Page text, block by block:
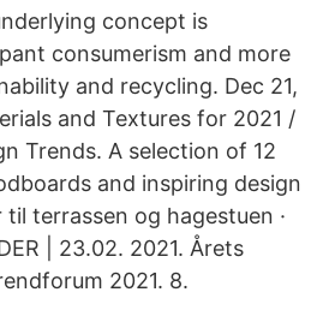
concept is
consumerism and more
and recycling. Dec 21,
and Textures for 2021 /
Trends. A selection of 12
and inspiring design
terrassen og hagestuen ·
| 23.02. 2021. Årets
2021. 8.